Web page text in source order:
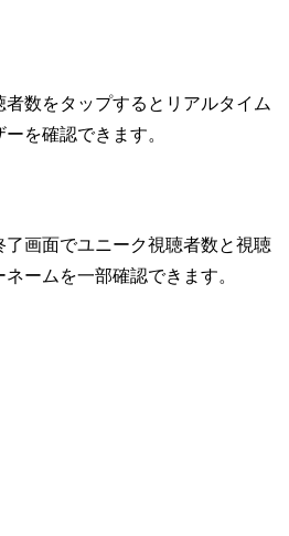
数をタップするとリアルタイム
を確認できます。
了画面でユニーク視聴者数と視聴
ームを一部確認できます。